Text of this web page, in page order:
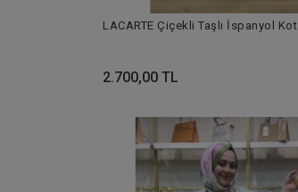
LACARTE Çiçekli Taşlı İspanyol Kot
2.700,00 TL